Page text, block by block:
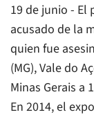
19 de junio - El
acusado de la
quien fue
(MG), Vale do
Minas Gerais a
En 2014, el